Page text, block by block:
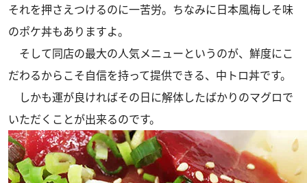
それを押さえつけるのに一苦労。ちなみに日本風梅しそ味
のポケ丼もありますよ。
そして同店の最大の人気メニューというのが、鮮度にこ
だわるからこそ自信を持って提供できる、中トロ丼です。
しかも運が良ければその日に解体したばかりのマグロで
いただくことが出来るのです。